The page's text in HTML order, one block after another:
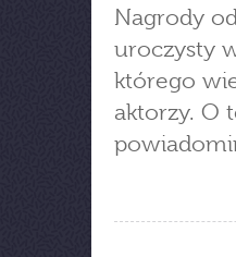
Nagrody
uroczysty
którego
aktorzy. O